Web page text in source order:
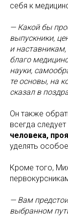
себя к
— Какой бы
выпускники,
и
благо
науки,
те основы, на
сказал в
Он также
всегда следует
человека,
уделять
Кроме того,
— Вам
выбранном